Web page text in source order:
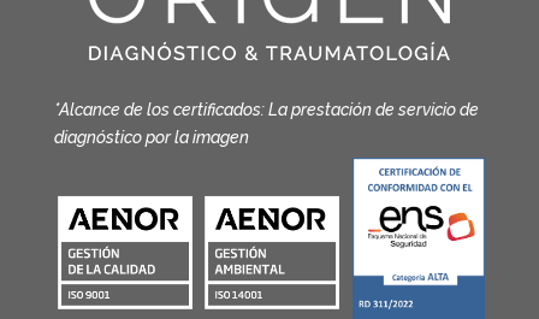
*Alcance de los certificados: La prestación de servicio de
diagnóstico por la imagen